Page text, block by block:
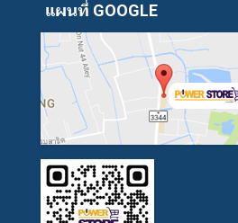
แผนที่ GOOGLE